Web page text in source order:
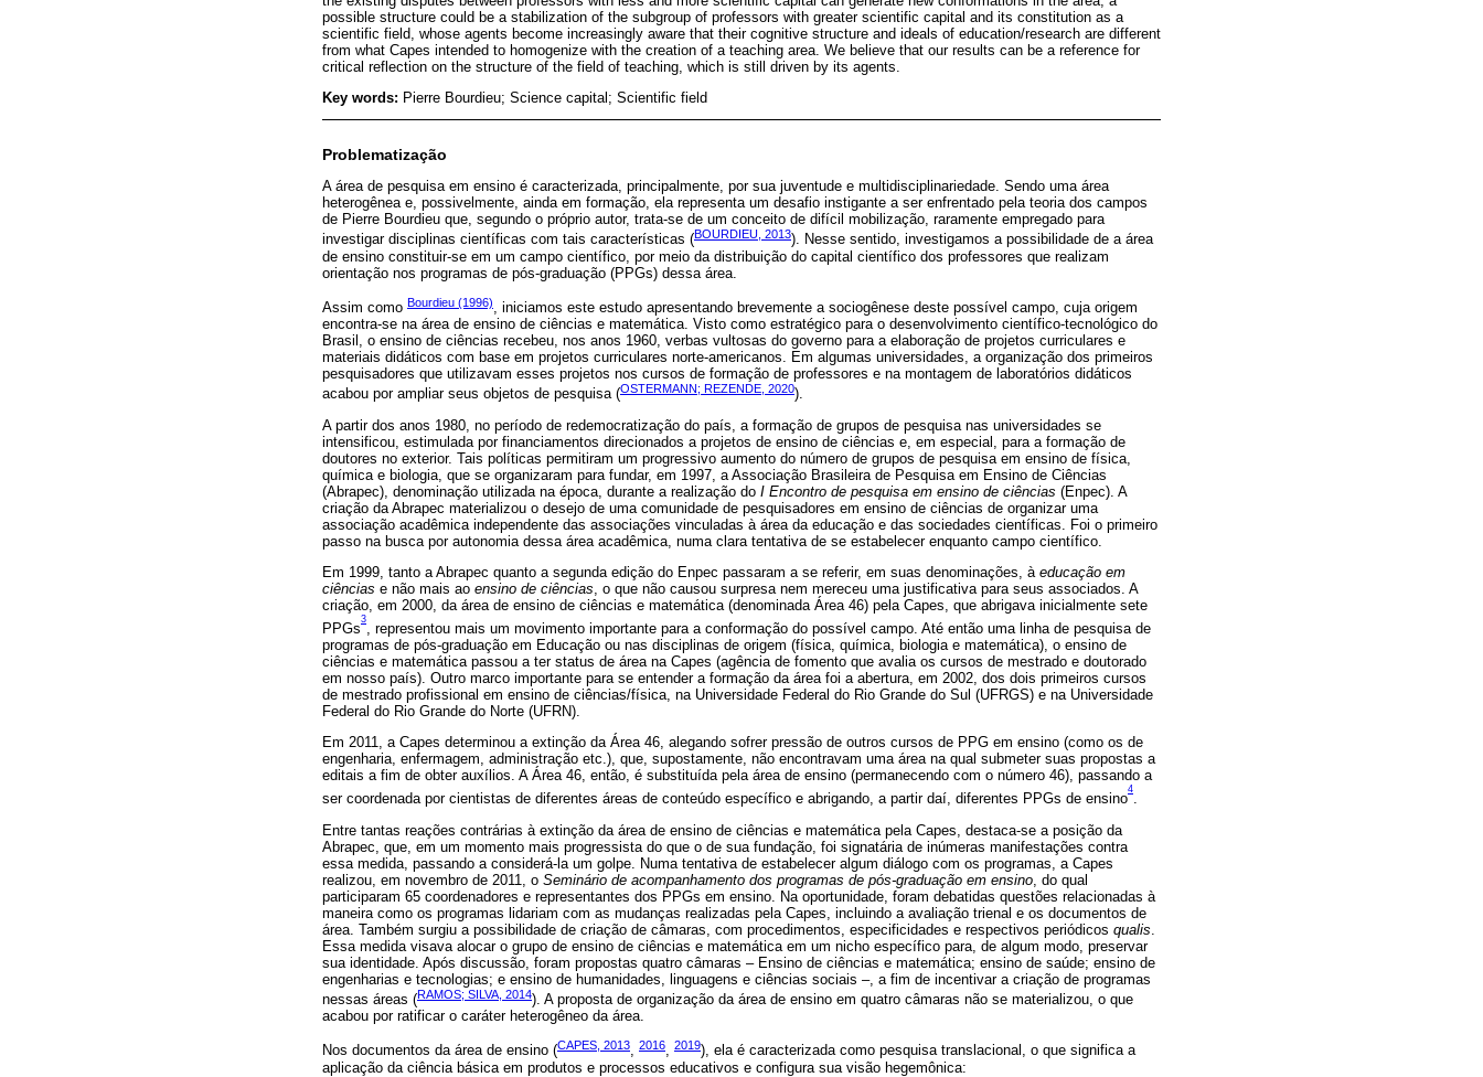
possible structure could be a stabilization of the subgroup of professors with greater scientific capital and its constitution as a
scientific field, whose agents become increasingly aware that their cognitive structure and ideals of education/research are different
from what Capes intended to homogenize with the creation of a teaching area. We believe that our results can be a reference for
critical reflection on the structure of the field of teaching, which is still driven by its agents.
Key words: Pierre Bourdieu; Science capital; Scientific field
Problematização
A área de pesquisa em ensino é caracterizada, principalmente, por sua juventude e multidisciplinariedade. Sendo uma área
heterogênea e, possivelmente, ainda em formação, ela representa um desafio instigante a ser enfrentado pela teoria dos campos
de Pierre Bourdieu que, segundo o próprio autor, trata-se de um conceito de difícil mobilização, raramente empregado para
investigar disciplinas científicas com tais características (BOURDIEU, 2013). Nesse sentido, investigamos a possibilidade de a área
de ensino constituir-se em um campo científico, por meio da distribuição do capital científico dos professores que realizam
orientação nos programas de pós-graduação (PPGs) dessa área.
Assim como Bourdieu (1996), iniciamos este estudo apresentando brevemente a sociogênese deste possível campo, cuja origem
encontra-se na área de ensino de ciências e matemática. Visto como estratégico para o desenvolvimento científico-tecnológico do
Brasil, o ensino de ciências recebeu, nos anos 1960, verbas vultosas do governo para a elaboração de projetos curriculares e
materiais didáticos com base em projetos curriculares norte-americanos. Em algumas universidades, a organização dos primeiros
pesquisadores que utilizavam esses projetos nos cursos de formação de professores e na montagem de laboratórios didáticos
acabou por ampliar seus objetos de pesquisa (OSTERMANN; REZENDE, 2020).
A partir dos anos 1980, no período de redemocratização do país, a formação de grupos de pesquisa nas universidades se
intensificou, estimulada por financiamentos direcionados a projetos de ensino de ciências e, em especial, para a formação de
doutores no exterior. Tais políticas permitiram um progressivo aumento do número de grupos de pesquisa em ensino de física,
química e biologia, que se organizaram para fundar, em 1997, a Associação Brasileira de Pesquisa em Ensino de Ciências
(Abrapec), denominação utilizada na época, durante a realização do I Encontro de pesquisa em ensino de ciências (Enpec). A
criação da Abrapec materializou o desejo de uma comunidade de pesquisadores em ensino de ciências de organizar uma
associação acadêmica independente das associações vinculadas à área da educação e das sociedades científicas. Foi o primeiro
passo na busca por autonomia dessa área acadêmica, numa clara tentativa de se estabelecer enquanto campo científico.
Em 1999, tanto a Abrapec quanto a segunda edição do Enpec passaram a se referir, em suas denominações, à educação em
ciências e não mais ao ensino de ciências, o que não causou surpresa nem mereceu uma justificativa para seus associados. A
criação, em 2000, da área de ensino de ciências e matemática (denominada Área 46) pela Capes, que abrigava inicialmente sete
PPGs
3
, representou mais um movimento importante para a conformação do possível campo. Até então uma linha de pesquisa de
programas de pós-graduação em Educação ou nas disciplinas de origem (física, química, biologia e matemática), o ensino de
ciências e matemática passou a ter status de área na Capes (agência de fomento que avalia os cursos de mestrado e doutorado
em nosso país). Outro marco importante para se entender a formação da área foi a abertura, em 2002, dos dois primeiros cursos
de mestrado profissional em ensino de ciências/física, na Universidade Federal do Rio Grande do Sul (UFRGS) e na Universidade
Federal do Rio Grande do Norte (UFRN).
Em 2011, a Capes determinou a extinção da Área 46, alegando sofrer pressão de outros cursos de PPG em ensino (como os de
engenharia, enfermagem, administração etc.), que, supostamente, não encontravam uma área na qual submeter suas propostas a
editais a fim de obter auxílios. A Área 46, então, é substituída pela área de ensino (permanecendo com o número 46), passando a
ser coordenada por cientistas de diferentes áreas de conteúdo específico e abrigando, a partir daí, diferentes PPGs de ensino
4
.
Entre tantas reações contrárias à extinção da área de ensino de ciências e matemática pela Capes, destaca-se a posição da
Abrapec, que, em um momento mais progressista do que o de sua fundação, foi signatária de inúmeras manifestações contra
essa medida, passando a considerá-la um golpe. Numa tentativa de estabelecer algum diálogo com os programas, a Capes
realizou, em novembro de 2011, o Seminário de acompanhamento dos programas de pós-graduação em ensino , do qual
participaram 65 coordenadores e representantes dos PPGs em ensino. Na oportunidade, foram debatidas questões relacionadas à
maneira como os programas lidariam com as mudanças realizadas pela Capes, incluindo a avaliação trienal e os documentos de
área. Também surgiu a possibilidade de criação de câmaras, com procedimentos, especificidades e respectivos periódicos qualis
Essa medida visava alocar o grupo de ensino de ciências e matemática em um nicho específico para, de algum modo, preservar
sua identidade. Após discussão, foram propostas quatro câmaras – Ensino de ciências e matemática; ensino de saúde; ensino de
engenharias e tecnologias; e ensino de humanidades, linguagens e ciências sociais –, a fim de incentivar a criação de programas
nessas áreas (RAMOS; SILVA, 2014). A proposta de organização da área de ensino em quatro câmaras não se materializou, o que
acabou por ratificar o caráter heterogêneo da área.
Nos documentos da área de ensino (CAPES, 2013, 2016, 2019), ela é caracterizada como pesquisa translacional, o que significa a
aplicação da ciência básica em produtos e processos educativos e configura sua visão hegemônica: